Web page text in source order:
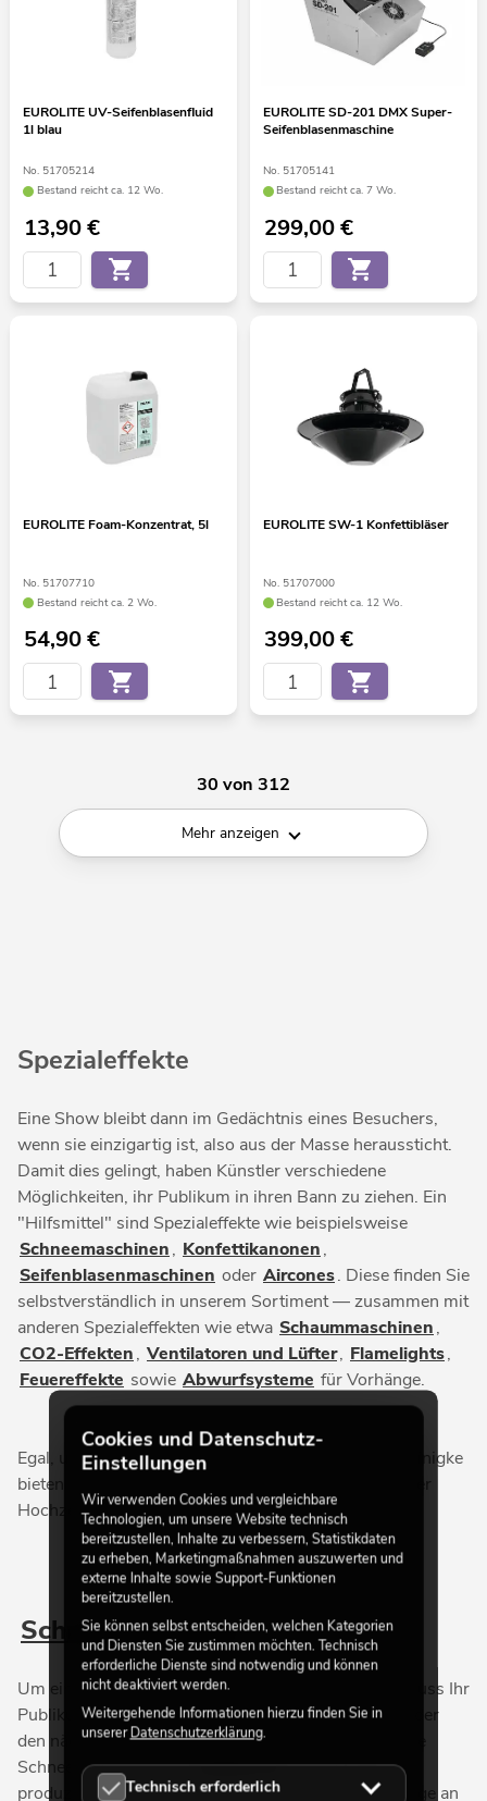
EUROLITE UV-Seifenblasenfluid
1l blau
No. 51705214
Bestand reicht ca. 12 Wo.
13,90€
EUROLITE SD-201 DMX Super-
Seifenblasenmaschine
No. 51705141
Bestand reicht ca. 7 Wo.
299,00€
EUROLITE Foam-Konzentrat, 5l
No. 51707710
Bestand reicht ca. 2 Wo.
54,90€
EUROLITE SW-1 Konfettibläser
No. 51707000
Bestand reicht ca. 12 Wo.
399,00€
30 von 312
Mehr anzeigen
Spezialeffekte
Eine Show bleibt dann im Gedächtnis eines Besuchers,
wenn sie einzigartig ist, also aus der Masse heraussticht.
Damit dies gelingt, haben Künstler verschiedene
Möglichkeiten, ihr Publikum in ihren Bann zu ziehen. Ein
"Hilfsmittel" sind Spezialeffekte wie beispielsweise
Schneemaschinen, Konfettikanonen,
Seifenblasenmaschinen oder Aircones. Diese finden Sie
selbstverständlich in unserem Sortiment — zusammen mit
anderen Spezialeffekten wie etwa Schaummaschinen,
CO2-Effekten, Ventilatoren und Lüfter, Flamelights,
Feuereffekte sowie Abwurfsysteme für Vorhänge.
Egal, um welches Event es sich handelt: Wir von Steinigke
bieten Ihnen den passenden Effekt für Film, Party oder
Hochzeit. Schauen Sie doch mal rein!
Schneemaschinen
Um eine geschlossene Schneedecke zu genießen, muss Ihr
Publikum nicht unbedingt auf weiße Weihnachten oder
den nächsten Winterurlaub in den Bergen hoffen. Die
Schneemaschinen vonEUROLITEund ANTARI
produzieren innerhalb kürzester Zeit eine große Menge an
Cookies und Datenschutz-
Einstellungen
Wir verwenden Cookies und vergleichbare
Technologien, um unsere Website technisch
bereitzustellen, Inhalte zu verbessern, Statistikdaten
zu erheben, Marketingmaßnahmen auszuwerten und
externe Inhalte sowie Support-Funktionen
bereitzustellen.
Sie können selbst entscheiden, welchen Kategorien
und Diensten Sie zustimmen möchten. Technisch
erforderliche Dienste sind notwendig und können
nicht deaktiviert werden.
Weitergehende Informationen hierzu finden Sie in
unsererDatenschutzerklärung.
Technisch erforderlich